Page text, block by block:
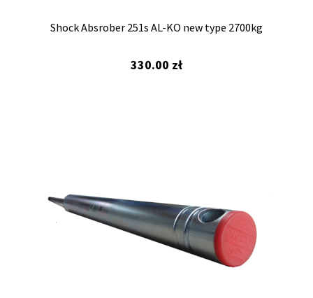
Shock Absrober 251s AL-KO new type 2700kg
330.00 zł